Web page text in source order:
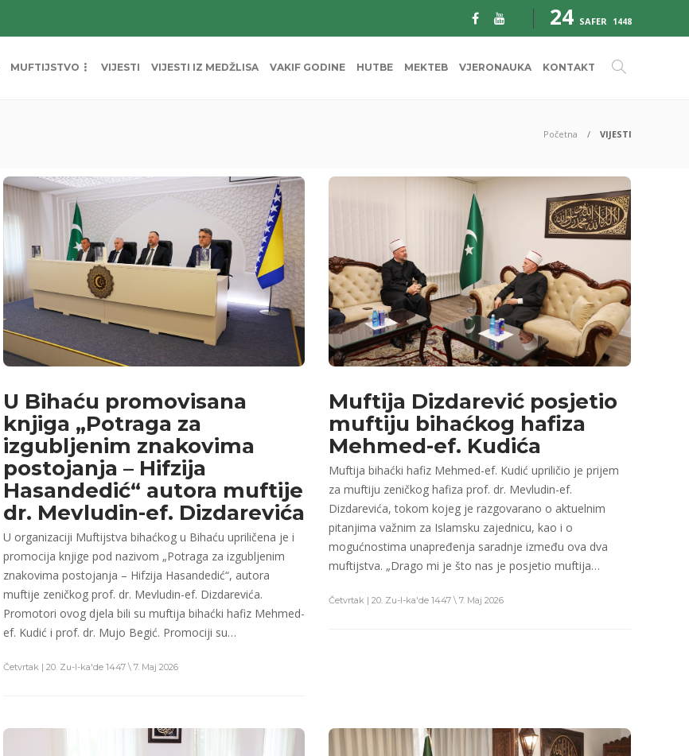
24 SAFER 1448
MUFTIJSTVO VIJESTI VIJESTI IZ MEDŽLISA VAKIF GODINE HUTBE MEKTEB VJERONAUKA KONTAKT
Početna VIJESTI
U Bihaću promovisana
knjiga „Potraga za
izgubljenim znakovima
postojanja – Hifzija
Hasandedić“ autora muftije
dr. Mevludin-ef. Dizdarevića
U organizaciji Muftijstva bihaćkog u Bihaću upriličena je i
promocija knjige pod nazivom „Potraga za izgubljenim
znakovima postojanja – Hifzija Hasandedić“, autora
muftije zeničkog prof. dr. Mevludin-ef. Dizdarevića.
Promotori ovog djela bili su muftija bihaćki hafiz Mehmed-
ef. Kudić i prof. dr. Mujo Begić. Promociji su…
Četvrtak | 20. Zu-l-ka'de 1447 \ 7. Maj 2026
Muftija Dizdarević posjetio
muftiju bihaćkog hafiza
Mehmed-ef. Kudića
Muftija bihaćki hafiz Mehmed-ef. Kudić upriličio je prijem
za muftiju zeničkog hafiza prof. dr. Mevludin-ef.
Dizdarevića, tokom kojeg je razgovarano o aktuelnim
pitanjima važnim za Islamsku zajednicu, kao i o
mogućnostima unapređenja saradnje između ova dva
muftijstva. „Drago mi je što nas je posjetio muftija…
Četvrtak | 20. Zu-l-ka'de 1447 \ 7. Maj 2026